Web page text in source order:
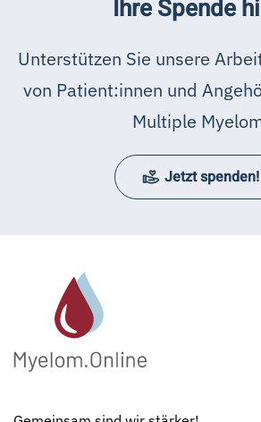
Ihre Spende
Unterstützen Sie unsere
von Patient:innen und
Multiple
Jetzt spenden!